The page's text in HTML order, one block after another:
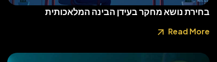
בחירת נושא מחקר בעידן הבינה המלאכותית
Read More